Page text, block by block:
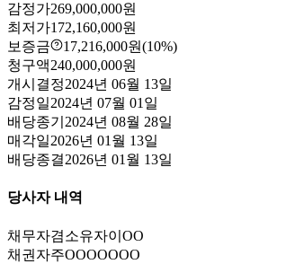
감정가269,000,000원
최저가172,160,000원
보증금
17,216,000원(10%)
청구액240,000,000원
개시결정2024년 06월 13일
감정일2024년 07월 01일
배당종기 2024년 08월 28일
매각일2026년 01월 13일
배당종결2026년 01월 13일
당사자 내역
채무자겸소유자이OO
채권자주OOOOOOO